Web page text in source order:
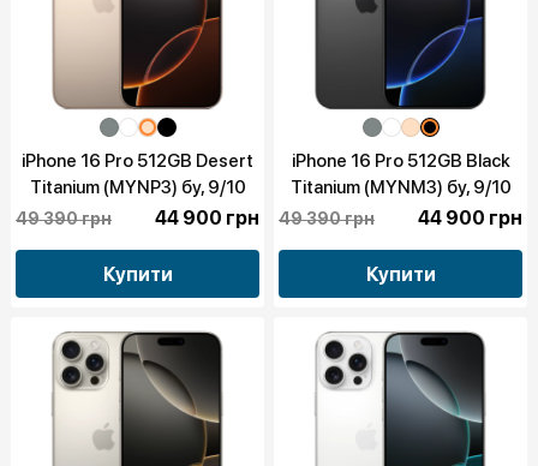
iPhone 16 Pro 512GB Desert
Titanium (MYNP3) бу, 9/10
49 390 грн 44 900 грн
Купити
iPhone 16 Pro 512GB Black
Titanium (MYNM3) бу, 9/10
49 390 грн 44 900 грн
Купити